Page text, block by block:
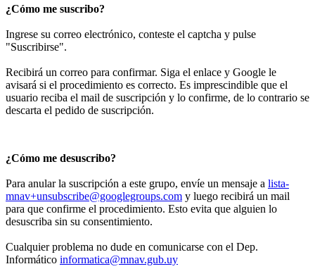
¿Cómo me suscribo?
Ingrese su correo electrónico, conteste el captcha y pulse
"Suscribirse".
Recibirá un correo para confirmar. Siga el enlace y Google le
avisará si el procedimiento es correcto. Es imprescindible que el
usuario reciba el mail de suscripción y lo confirme, de lo contrario se
descarta el pedido de suscripción.
¿Cómo me desuscribo?
Para anular la suscripción a este grupo, envíe un mensaje a lista-
mnav+unsubscribe@googlegroups.com y luego recibirá un mail
para que confirme el procedimiento. Esto evita que alguien lo
desuscriba sin su consentimiento.
Cualquier problema no dude en comunicarse con el Dep.
Informático informatica@mnav.gub.uy